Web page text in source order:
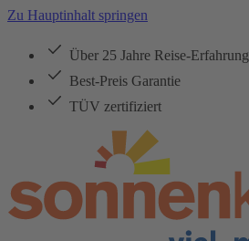
Zu Hauptinhalt springen
Über 25 Jahre Reise-Erfahrung
Best-Preis Garantie
TÜV zertifiziert